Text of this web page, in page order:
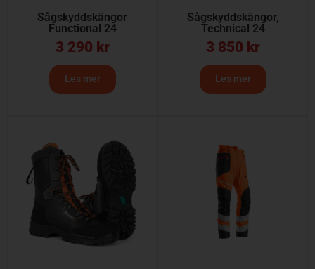
Sågskyddskängor
Functional 24
3 290 kr
Les mer
Sågskyddskängor,
Technical 24
3 850 kr
Les mer